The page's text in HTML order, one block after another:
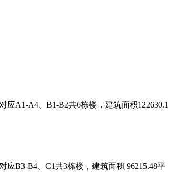
应A1-A4、B1-B2共6栋楼，建筑面积122630.1
应B3-B4、C1共3栋楼，建筑面积 96215.48平